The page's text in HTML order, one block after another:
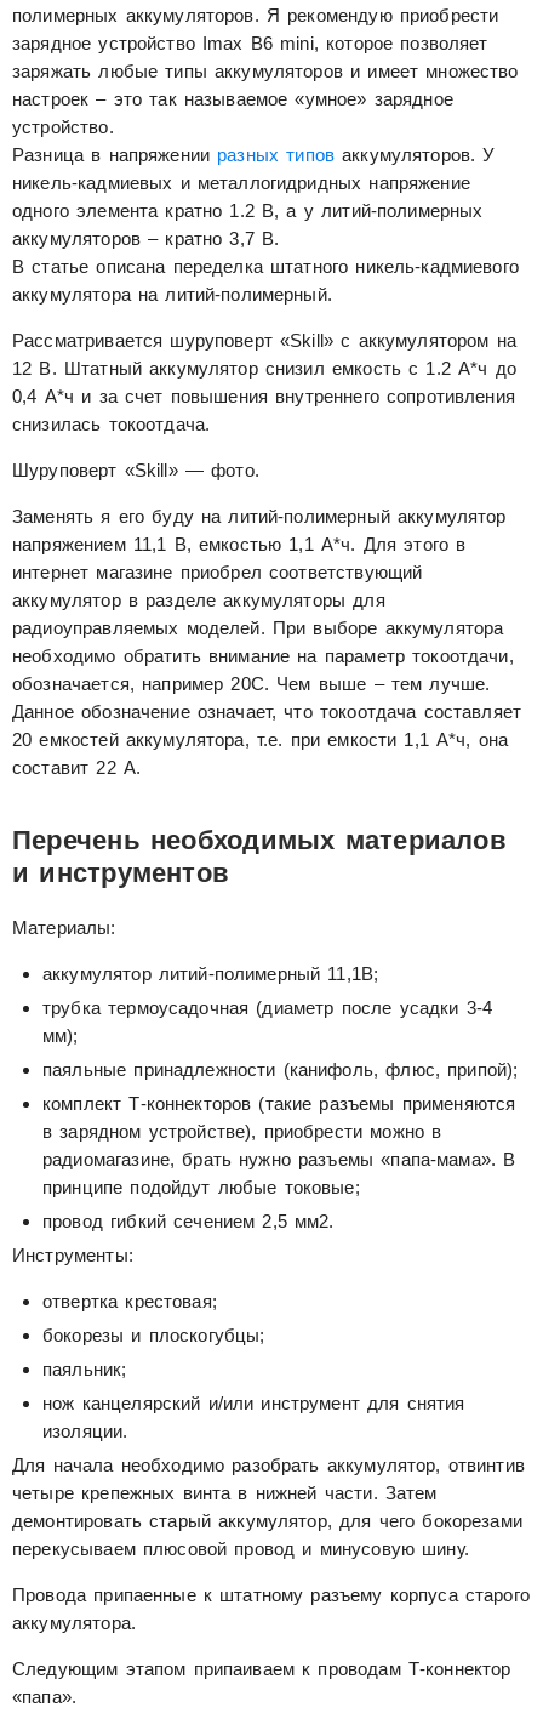
полимерных аккумуляторов. Я рекомендую приобрести
зарядное устройство Imax B6 mini, которое позволяет
заряжать любые типы аккумуляторов и имеет множество
настроек – это так называемое «умное» зарядное
устройство.
Разница в напряжении разных типоваккумуляторов. У
никель-кадмиевых и металлогидридных напряжение
одного элемента кратно 1.2 В, а у литий-полимерных
аккумуляторов – кратно 3,7 В.
В статье описана переделка штатного никель-кадмиевого
аккумулятора на литий-полимерный.
Рассматривается шуруповерт «Skill» с аккумулятором на
12 В. Штатный аккумулятор снизил емкость с 1.2 А*ч до
0,4 А*ч и за счет повышения внутреннего сопротивления
снизилась токоотдача.
Шуруповерт «Skill» — фото.
Заменять я его буду на литий-полимерный аккумулятор
напряжением 11,1 В, емкостью 1,1 А*ч. Для этого в
интернет магазине приобрел соответствующий
аккумулятор в разделе аккумуляторы для
радиоуправляемых моделей. При выборе аккумулятора
необходимо обратить внимание на параметр токоотдачи,
обозначается, например 20С. Чем выше – тем лучше.
Данное обозначение означает, что токоотдача составляет
20 емкостей аккумулятора, т.е. при емкости 1,1 А*ч, она
составит 22 А.
Перечень необходимых материалов
и инструментов
Материалы:
аккумулятор литий-полимерный 11,1В;
трубка термоусадочная (диаметр после усадки 3-4
мм);
паяльные принадлежности (канифоль, флюс, припой);
комплект Т-коннекторов (такие разъемы применяются
в зарядном устройстве), приобрести можно в
радиомагазине, брать нужно разъемы «папа-мама». В
принципе подойдут любые токовые;
провод гибкий сечением 2,5 мм2.
Инструменты:
отвертка крестовая;
бокорезы и плоскогубцы;
паяльник;
нож канцелярский и/или инструмент для снятия
изоляции.
Для начала необходимо разобрать аккумулятор, отвинтив
четыре крепежных винта в нижней части. Затем
демонтировать старый аккумулятор, для чего бокорезами
перекусываем плюсовой провод и минусовую шину.
Провода припаенные к штатному разъему корпуса старого
аккумулятора.
Следующим этапом припаиваем к проводам Т-коннектор
«папа».